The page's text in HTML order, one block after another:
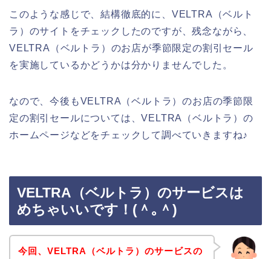
このような感じで、結構徹底的に、VELTRA（ベルト
ラ）のサイトをチェックしたのですが、残念ながら、
VELTRA（ベルトラ）のお店が季節限定の割引セール
を実施しているかどうかは分かりませんでした。
なので、今後もVELTRA（ベルトラ）のお店の季節限
定の割引セールについては、VELTRA（ベルトラ）の
ホームページなどをチェックして調べていきますね♪
VELTRA（ベルトラ）のサービスは
めちゃいいです！(＾｡＾)
今回、VELTRA（ベルトラ）のサービスの